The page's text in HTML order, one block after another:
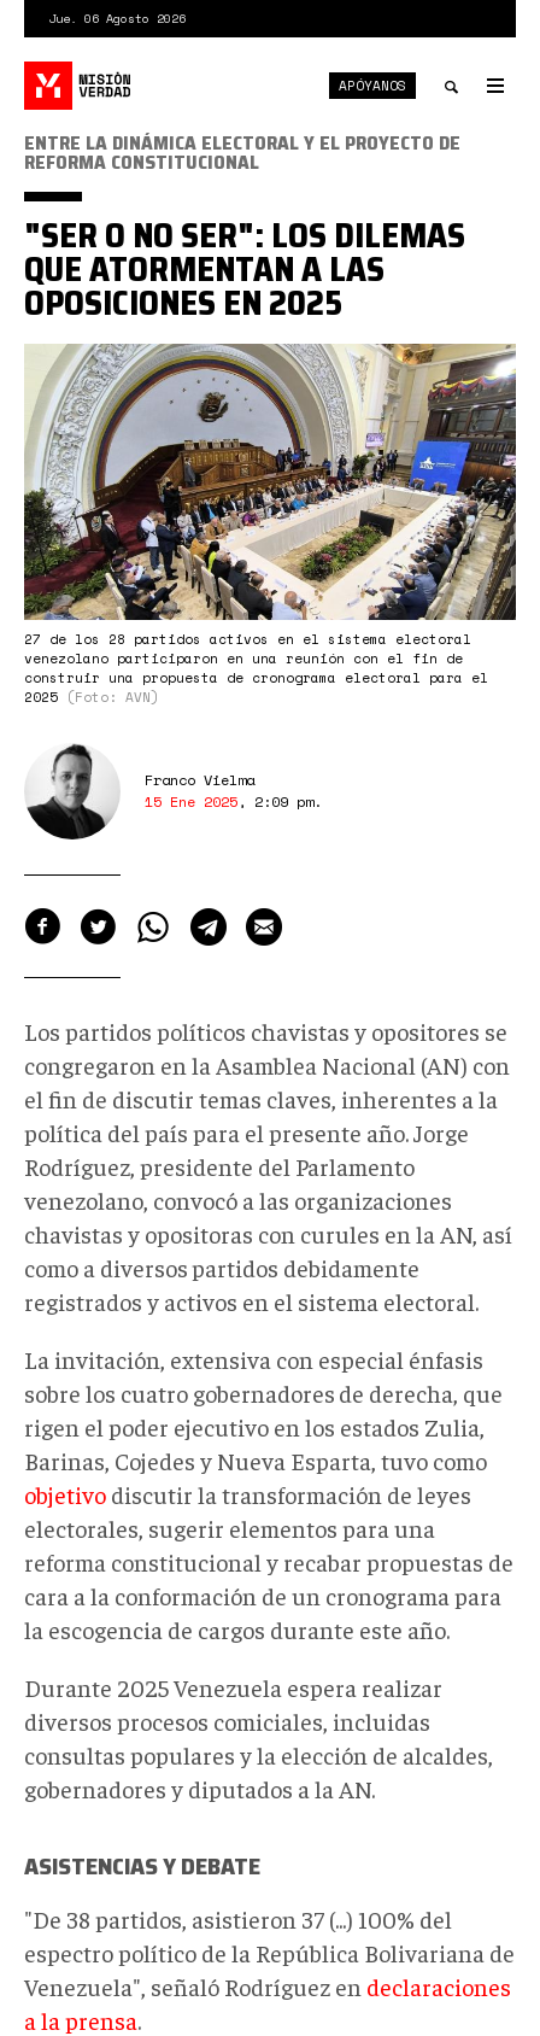
contenido
principal
Jue. 06 Agosto 2026
Toggle
APÓYANOS
Partidos
AN
2025.jpeg
27 de los 28 partidos activos en el sistema electoral
venezolano participaron en una reunión con el fin de
construir una propuesta de cronograma electoral para el
2025 (Foto: AVN)
ENTRE LA DINÁMICA ELECTORAL Y EL PROYECTO DE
REFORMA CONSTITUCIONAL
"SER O NO SER": LOS DILEMAS
QUE ATORMENTAN A LAS
OPOSICIONES EN 2025
Franco Vielma
15 Ene 2025, 2:09 pm.
Los partidos políticos chavistas y opositores se
congregaron en la Asamblea Nacional (AN) con
el fin de discutir temas claves, inherentes a la
política del país para el presente año. Jorge
Rodríguez, presidente del Parlamento
venezolano, convocó a las organizaciones
chavistas y opositoras con curules en la AN, así
como a diversospartidos debidamente
registrados y activos en el sistema electoral.
La invitación, extensiva con especial énfasis
sobre los cuatro gobernadores de derecha, que
rigen el poder ejecutivo en los estados Zulia,
Barinas, Cojedes y Nueva Esparta, tuvo como
objetivo discutir la transformación de leyes
electorales, sugerir elementos para una
reforma constitucional y recabar propuestas de
cara a la conformación de un cronograma para
la escogencia de cargos durante este año.
Durante 2025 Venezuela espera realizar
diversos procesos comiciales, incluidas
consultas populares y la elección de alcaldes,
gobernadores y diputados a la AN.
ASISTENCIAS Y DEBATE
"De 38 partidos, asistieron 37 (...) 100% del
espectro político de la República Bolivariana de
Venezuela", señaló Rodríguez en declaraciones
a la prensa.